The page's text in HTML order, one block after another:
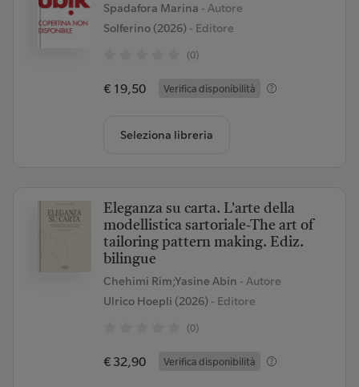
Spadafora Marina - Autore
Solferino (2026)- Editore
(0)
€ 19,50 Verifica disponibilità
Seleziona libreria
Eleganza su carta. L'arte della
modellistica sartoriale-The art of
tailoring pattern making. Ediz.
bilingue
Chehimi Rim;Yasine Abin - Autore
Ulrico Hoepli (2026)- Editore
(0)
€ 32,90 Verifica disponibilità